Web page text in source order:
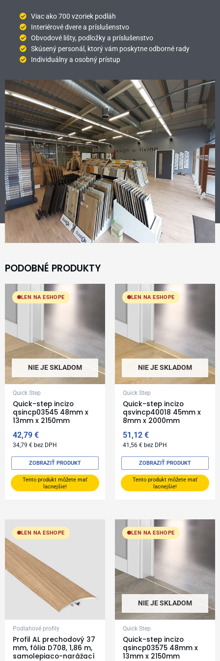
Viac ako 700 vzoriek podláh
Interiérové dvere a príslušenstvo
Obvodové lišty, podložky a príslušenstvo
Skúsený personál, ktorý vám poskytne odborné rady
Individuálny a osobný prístup
PODOBNÉ PRODUKTY
LEN NA ESHOPE
NIE JE SKLADOM
Quick Step
Quick-step incizo
qsincp03545 48mm x
13mm x 2150mm
42,79€
34,79€ bez DPH
Tento produkt môžete mať
lacnejšie!
ZOBRAZIŤ PRODUKT
LEN NA ESHOPE
NIE JE SKLADOM
Quick Step
Quick-step incizo
qsvincp40018 45mm x
8mm x 2000mm
51,12€
41,56€ bez DPH
Tento produkt môžete mať
lacnejšie!
ZOBRAZIŤ PRODUKT
LEN NA ESHOPE
Podlahové profily
Profil AL prechodový 37
mm, fólia D708, 1,86 m,
samolepiaco-narážací
LEN NA ESHOPE
NIE JE SKLADOM
Quick Step
Quick-step incizo
qsincp03575 48mm x
13mm x 2150mm